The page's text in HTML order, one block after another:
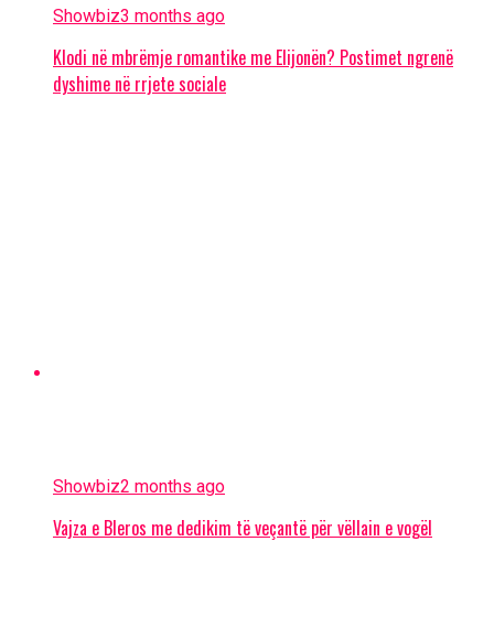
Showbiz3 months ago
Klodi në mbrëmje romantike me Elijonën? Postimet ngrenë
dyshime në rrjete sociale
Showbiz2 months ago
Vajza e Bleros me dedikim të veçantë për vëllain e vogël